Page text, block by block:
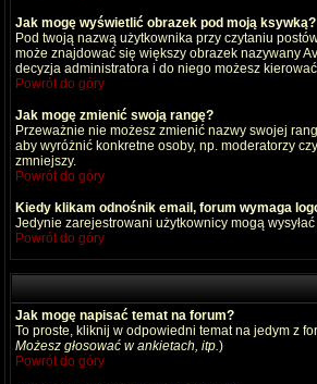
Jak mogę wyświetlić obrazek pod moją ksywką?
Pod twoją nazwą użytkownika przy czytaniu
może znajdować się większy obrazek nazywany
decyzja administratora i do niego możesz
Powrót do góry
Jak mogę zmienić swoją rangę?
Przeważnie nie możesz zmienić nazwy swojej
aby wyróżnić konkretne osoby, np. moderatorzy
zmniejszy.
Powrót do góry
Kiedy klikam odnośnik email, forum wymaga
Jedynie zarejestrowani użytkownicy mogą
Powrót do góry
Jak mogę napisać temat na forum?
To proste, kliknij w odpowiedni temat na jedym z
Możesz głosować w ankietach, itp.)
Powrót do góry